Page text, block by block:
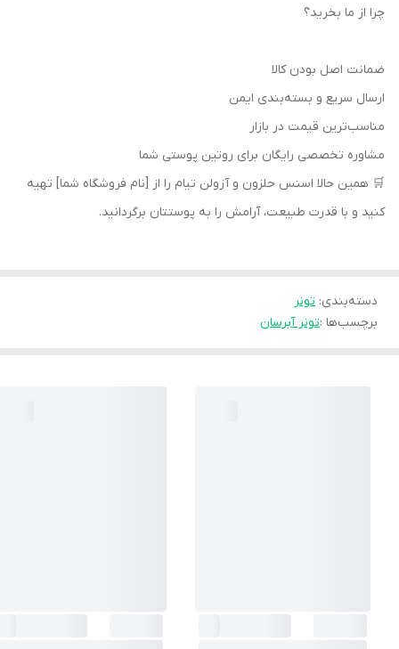
چرا از ما بخرید؟
ضمانت اصل بودن کالا
ارسال سریع و بسته‌بندی ایمن
مناسب‌ترین قیمت در بازار
مشاوره تخصصی رایگان برای روتین پوستی شما
🛒 همین حالا اسنس حلزون و آزولن تیام را از [نام فروشگاه شما] تهیه
کنید و با قدرت طبیعت، آرامش را به پوستتان برگردانید.
دسته‌بندی: تونر
برچسب‌ها :تونر آبرسان